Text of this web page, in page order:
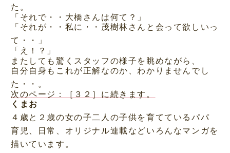
た。
「それで・・大橋さんは何て？」
「それが・・私に・・茂樹林さんと会って欲しいっ
て・・」
「え！？」
またしても驚くスタッフの様子を眺めながら、
自分自身もこれが正解なのか、わかりませんでし
た・・。
次のページ：［３２］に続きます。
くまお
４歳と２歳の女の子二人の子供を育てているパパ
育児、日常、オリジナル連載などいろんなマンガを
描いています。